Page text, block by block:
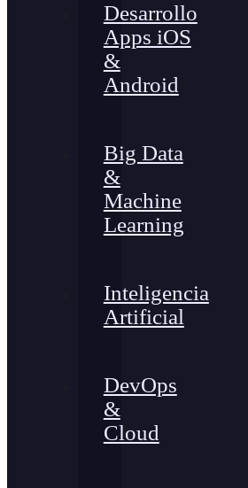
Desarrollo
Apps iOS
&
Android
Big Data
&
Machine
Learning
Inteligencia
Artificial
DevOps
&
Cloud